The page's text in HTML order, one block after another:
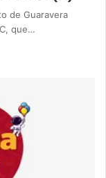
de Guaravera
que…